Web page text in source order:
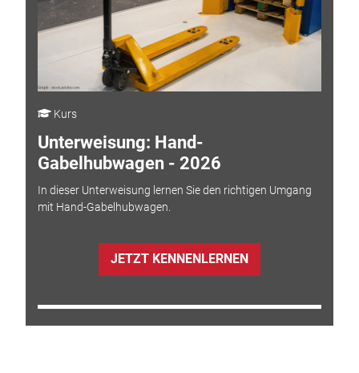
Kurs
Unterweisung: Hand-
Gabelhubwagen - 2026
In dieser Unterweisung lernen Sie den richtigen Umgang
mit Hand-Gabelhubwagen.
JETZT KENNENLERNEN